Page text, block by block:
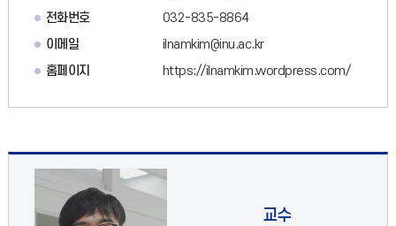
전화번호
032-835-8864
이메일
ilnamkim@inu.ac.kr
홈페이지
https://ilnamkim.wordpress.com/
교수